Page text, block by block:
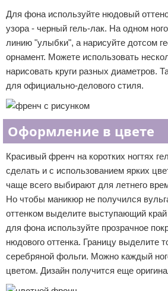
Для фона используйте нюдовый
узора - черный гель-лак. На одном
линию "улыбки", а нарисуйте дотсом
орнамент. Можете использовать
нарисовать круги разных диаметров.
для официально-делового стиля.
Оформление в цвете
Красивый френч на коротких ногтях
сделать и с использованием ярких
чаще всего выбирают для летнего
Но чтобы маникюр не получился
оттенком выделите выступающий
для фона используйте прозрачное
нюдового оттенка. Границу выделите
серебряной фольги. Можно каждый
цветом. Дизайн получится еще